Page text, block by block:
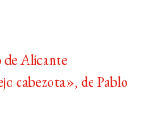
de Alicante
cabezota», de Pablo